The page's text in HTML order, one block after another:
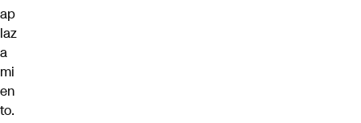
ap
laz
a
mi
en
to.